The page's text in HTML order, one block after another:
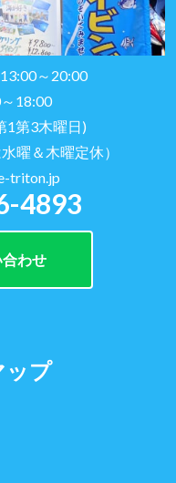
～20:00
18:00
第3木曜日)
曜＆木曜定休）
triton.jp
4893
わせ
ップ